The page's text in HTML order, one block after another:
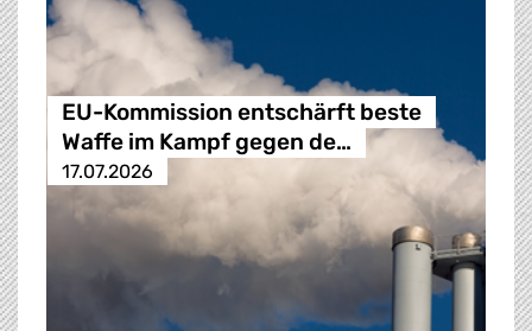
EU-Kommission entschärft beste
Waffe im Kampf gegen de…
17.07.2026